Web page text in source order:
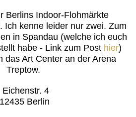
Berlins Indoor-Flohmärkte
Ich kenne leider nur zwei. Zum
in Spandau (welche ich euch
habe - Link zum Post hier)
das Art Center an der Arena
Treptow.
Eichenstr. 4
12435 Berlin